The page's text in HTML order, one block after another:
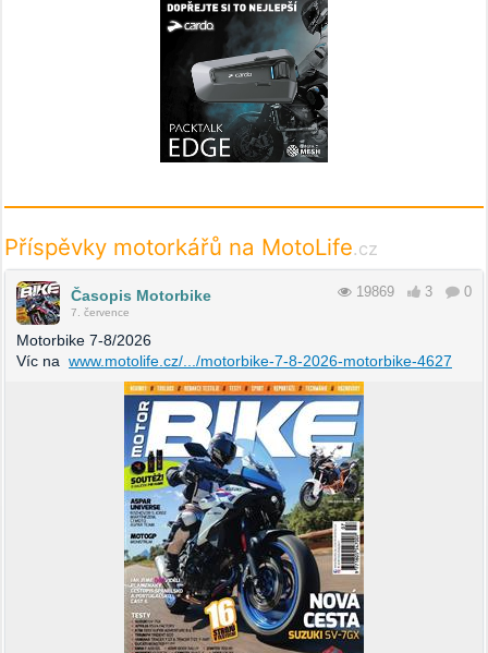
Příspěvky motorkářů na MotoLife.cz
Časopis Motorbike
7. července
19869 3 0
Motorbike 7-8/2026
Víc na www.motolife.cz/.../motorbike-7-8-2026-motorbike-4627